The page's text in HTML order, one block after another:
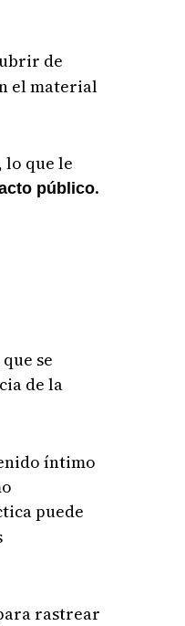
de
el material
que le
público.
se
de la
íntimo
puede
rastrear